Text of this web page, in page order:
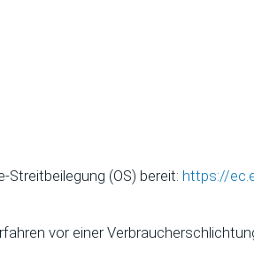
(OS) bereit: https://
vor einer